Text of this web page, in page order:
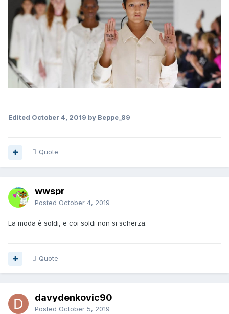
Edited October 4, 2019 by Beppe_89
Quote
wwspr
Posted October 4, 2019
La moda è soldi, e coi soldi non si scherza.
Quote
davydenkovic90
Posted October 5, 2019